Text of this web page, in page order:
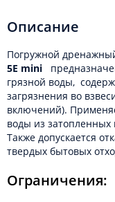
Описание
Погружной
5Е mini
грязной воды,
загрязнения во
включений).
воды из затопленных
Также допускается
твердых бытовых
Ограничения: